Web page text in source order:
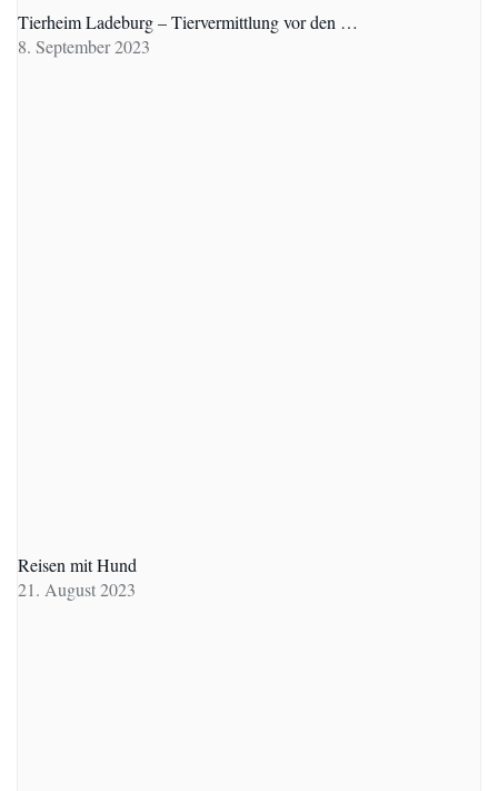
Tierheim Ladeburg – Tiervermittlung vor den …
8. September 2023
Reisen mit Hund
21. August 2023